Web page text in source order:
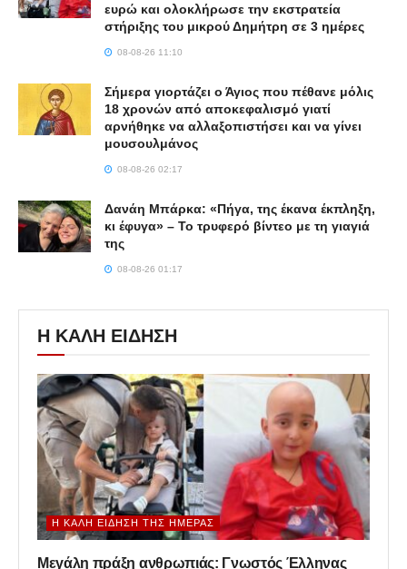
ευρώ και ολοκλήρωσε την εκστρατεία
στήριξης του μικρού Δημήτρη σε 3 ημέρες
08-08-26 11:10
Σήμερα γιορτάζει ο Άγιος που πέθανε μόλις
18 χρονών από αποκεφαλισμό γιατί
αρνήθηκε να αλλαξοπιστήσει και να γίνει
μουσουλμάνος
08-08-26 02:17
Δανάη Μπάρκα: «Πήγα, της έκανα έκπληξη,
κι έφυγα» – Το τρυφερό βίντεο με τη γιαγιά
της
08-08-26 01:17
Η ΚΑΛΗ ΕΙΔΗΣΗ
Η ΚΑΛΉ ΕΊΔΗΣΗ ΤΗΣ ΗΜΈΡΑΣ
Μεγάλη πράξη ανθρωπιάς: Γνωστός Έλληνας